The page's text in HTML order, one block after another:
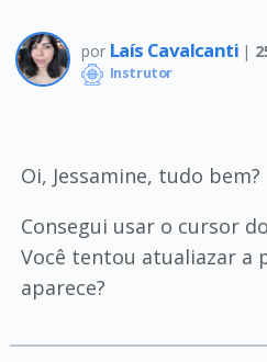
por Laís Cavalcanti |
Instrutor
Oi, Jessamine, tudo bem?
Consegui usar o cursor
Você tentou atualiazar a
aparece?